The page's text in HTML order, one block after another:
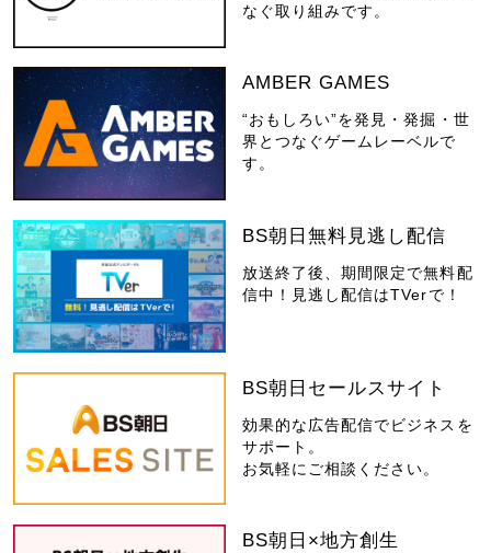
なぐ取り組みです。
AMBER GAMES
“おもしろい”を発見・発掘・世
界とつなぐゲームレーベルで
す。
BS朝日無料見逃し配信
放送終了後、期間限定で無料配
信中！見逃し配信はTVerで！
BS朝日セールスサイト
効果的な広告配信でビジネスを
サポート。
お気軽にご相談ください。
BS朝日×地方創生